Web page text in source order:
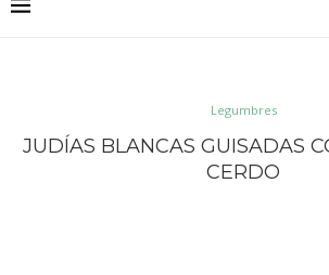
Legumbres
JUDÍAS BLANCAS GUISADAS
CERDO